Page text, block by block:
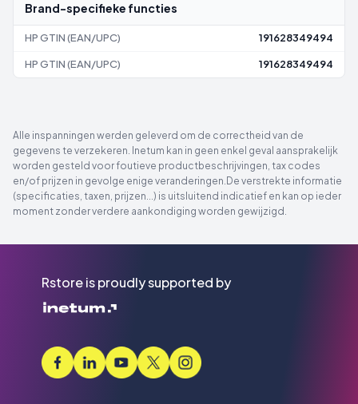
Brand-specifieke functies
HP GTIN (EAN/UPC) 191628349494
HP GTIN (EAN/UPC) 191628349494
Alle inspanningen werden geleverd om de correctheid van de
gegevens te verzekeren. Inetum kan in geen enkel geval aansprakelijk
worden gesteld voor foutieve productbeschrijvingen, tax codes
en/of prijzen in gevolge enige veranderingen.De verstrekte informatie
(specificaties, taxen, prijzen...) is uitsluitend indicatief en kan op ieder
moment zonder verdere aankondiging worden gewijzigd.
Rstore is proudly supported by